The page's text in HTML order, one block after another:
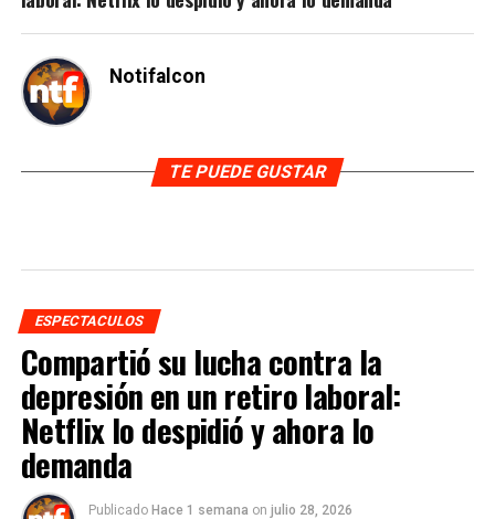
Notifalcon
TE PUEDE GUSTAR
ESPECTACULOS
Compartió su lucha contra la
depresión en un retiro laboral:
Netflix lo despidió y ahora lo
demanda
Publicado Hace 1 semana on julio 28, 2026